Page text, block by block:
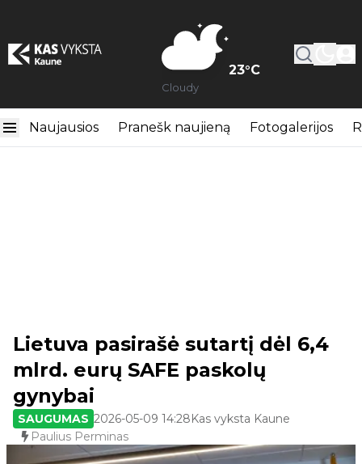
23°C
Cloudy
Naujausios Pranešk naujieną Fotogalerijos
Lietuva pasirašė sutartį dėl 6,4
mlrd. eurų SAFE paskolų
gynybai
SAUGUMAS 2026-05-09 14:28Kas vyksta Kaune
Paulius Perminas